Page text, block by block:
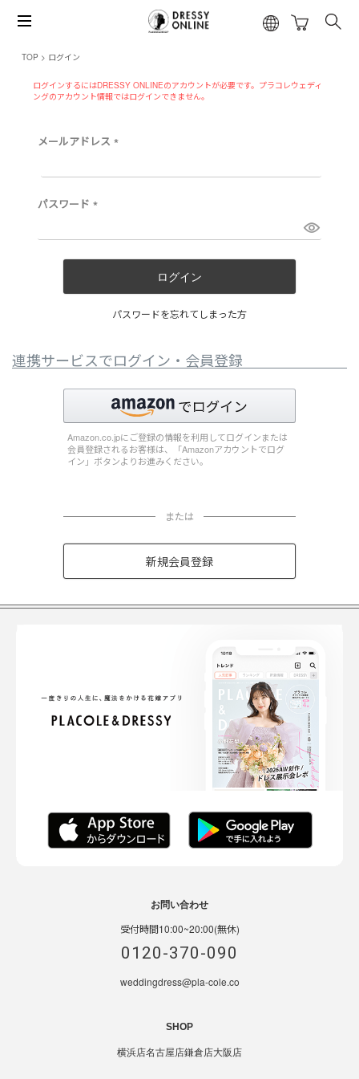
TOP ログイン
ログインするにはDRESSY ONLINEのアカウントが必要です。プラコレウェディ
ングのアカウント情報ではログインできません。
メールアドレス
必
パスワード
必
ログイン
パスワードを忘れてしまった方
連携サービスでログイン・会員登録
Amazon.co.jpにご登録の情報を利用してログインまたは
会員登録されるお客様は、「Amazonアカウントでログ
イン」ボタンよりお進みください。
または
新規会員登録
お問い合わせ
受付時間10:00~20:00(無休)
0120-370-090
weddingdress@pla-cole.co
SHOP
横浜店名古屋店鎌倉店大阪店